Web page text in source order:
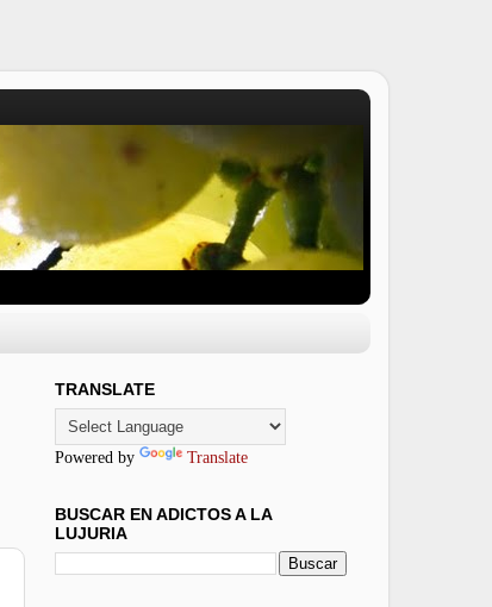
TRANSLATE
Powered by Translate
BUSCAR EN ADICTOS A LA
LUJURIA